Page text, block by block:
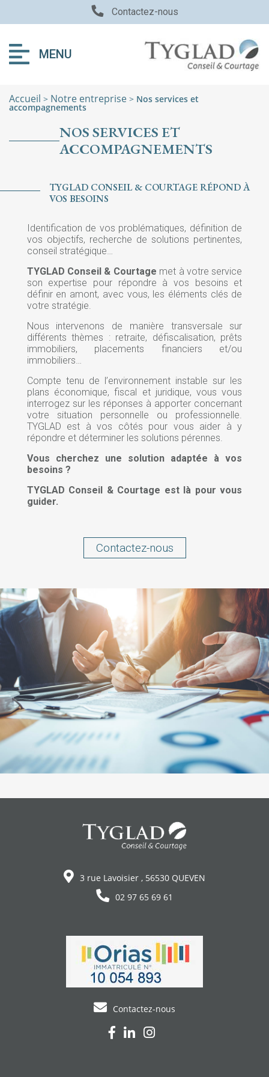
Contactez-nous
MENU
Accueil > Notre entreprise > Nos services et
accompagnements
NOS SERVICES ET
ACCOMPAGNEMENTS
TYGLAD CONSEIL & COURTAGE RÉPOND À
VOS BESOINS
Identification de vos problématiques, définition de
vos objectifs, recherche de solutions pertinentes,
conseil stratégique…
TYGLAD Conseil & Courtage met à votre service
son expertise pour répondre à vos besoins et
définir en amont, avec vous, les éléments clés de
votre stratégie.
Nous intervenons de manière transversale sur
différents thèmes : retraite, défiscalisation, prêts
immobiliers, placements financiers et/ou
immobiliers…
Compte tenu de l’environnement instable sur les
plans économique, fiscal et juridique, vous vous
interrogez sur les réponses à apporter concernant
votre situation personnelle ou professionnelle.
TYGLAD est à vos côtés pour vous aider à y
répondre et déterminer les solutions pérennes.
Vous cherchez une solution adaptée à vos
besoins ?
TYGLAD Conseil & Courtage est là pour vous
guider.
Contactez-nous
3 rue Lavoisier , 56530 QUEVEN
02 97 65 69 61
Contactez-nous